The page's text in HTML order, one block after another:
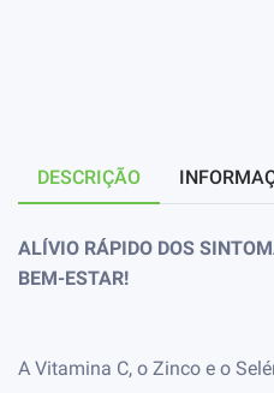
DESCRIÇÃO
ALÍVIO RÁPIDO DOS
BEM-ESTAR!
A Vitamina C, o Zinco e o